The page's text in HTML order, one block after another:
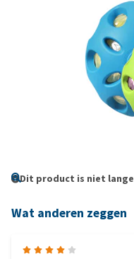
Dit product is niet
Wat anderen zeggen